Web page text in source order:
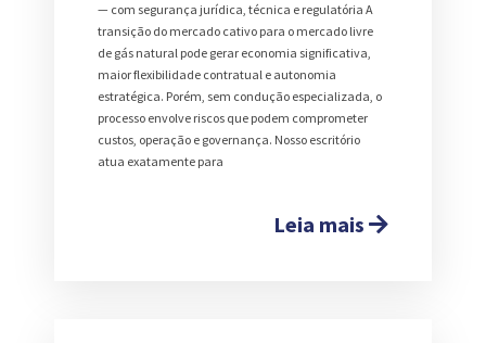
— com segurança jurídica, técnica e regulatória A
transição do mercado cativo para o mercado livre
de gás natural pode gerar economia significativa,
maior flexibilidade contratual e autonomia
estratégica. Porém, sem condução especializada, o
processo envolve riscos que podem comprometer
custos, operação e governança. Nosso escritório
atua exatamente para
Leia mais